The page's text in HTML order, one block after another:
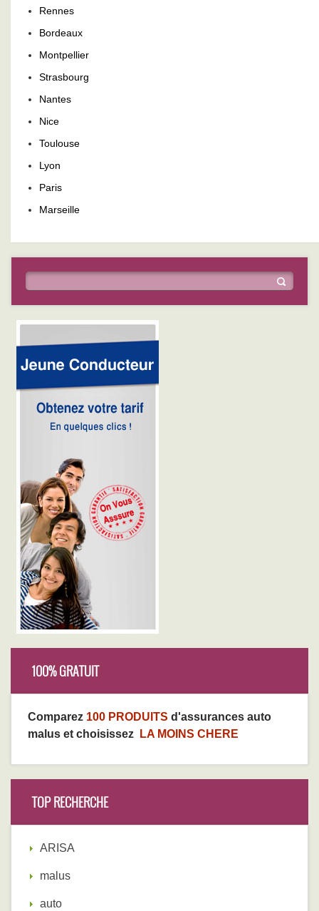
Rennes
Bordeaux
Montpellier
Strasbourg
Nantes
Nice
Toulouse
Lyon
Paris
Marseille
100% GRATUIT
Comparez 100 PRODUITS d'assurances auto
malus et choisissez
LA MOINS CHERE
TOP RECHERCHE
ARISA
malus
auto